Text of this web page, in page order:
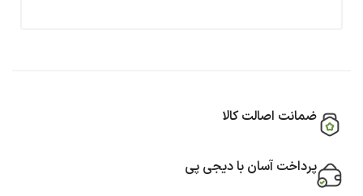
ضمانت اصالت کالا
پرداخت آسان با دیجی پی